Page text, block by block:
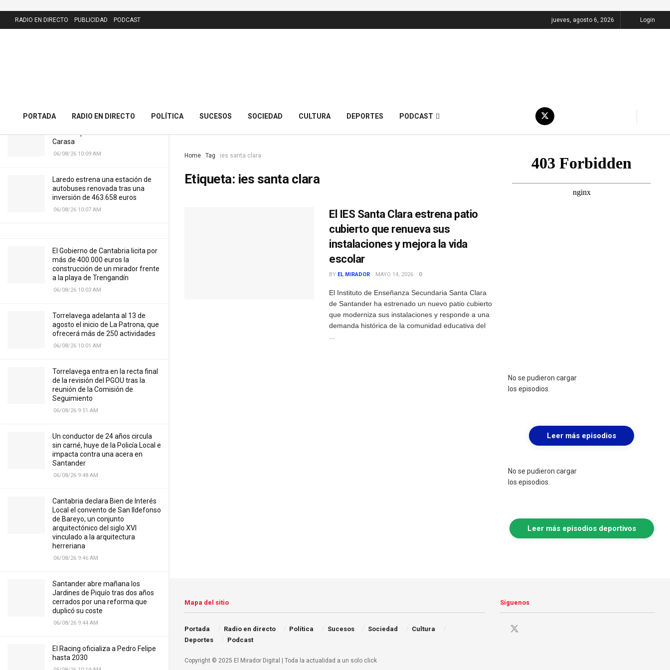
Carasa
06/08/26 10:09 AM
Laredo estrena una estación de
autobuses renovada tras una
inversión de 463.658 euros
06/08/26 10:07 AM
El Gobierno de Cantabria licita por
más de 400.000 euros la
construcción de un mirador frente
a la playa de Trengandín
06/08/26 10:03 AM
Torrelavega adelanta al 13 de
agosto el inicio de La Patrona, que
ofrecerá más de 250 actividades
06/08/26 10:01 AM
Torrelavega entra en la recta final
de la revisión del PGOU tras la
reunión de la Comisión de
Seguimiento
06/08/26 9:51 AM
Un conductor de 24 años circula
sin carné, huye de la Policía Local e
impacta contra una acera en
Santander
06/08/26 9:48 AM
Cantabria declara Bien de Interés
Local el convento de San Ildefonso
de Bareyo, un conjunto
arquitectónico del siglo XVI
vinculado a la arquitectura
herreriana
06/08/26 9:46 AM
Santander abre mañana los
Jardines de Piquío tras dos años
cerrados por una reforma que
duplicó su coste
06/08/26 9:44 AM
El Racing oficializa a Pedro Felipe
hasta 2030
RADIO EN DIRECTO PUBLICIDAD PODCAST jueves, agosto 6, 2026 Login
PORTADA RADIO EN DIRECTO POLÍTICA SUCESOS SOCIEDAD CULTURA DEPORTES PODCAST
Home Tag ies santa clara
Etiqueta: ies santa clara
El IES Santa Clara estrena patio
cubierto que renueva sus
instalaciones y mejora la vida
escolar
BY EL MIRADOR MAYO 14, 2026 0
El Instituto de Enseñanza Secundaria Santa Clara
de Santander ha estrenado un nuevo patio cubierto
que moderniza sus instalaciones y responde a una
demanda histórica de la comunidad educativa del
No se pudieron cargar
los episodios.
Leer más episodios
No se pudieron cargar
los episodios.
Leer más episodios deportivos
Copyright © 2025 El Mirador Digital | Toda la actualidad a un solo click
Mapa del sitio
Portada Radio en directo Política Sucesos Sociedad
Cultura
Deportes
Podcast
Síguenos